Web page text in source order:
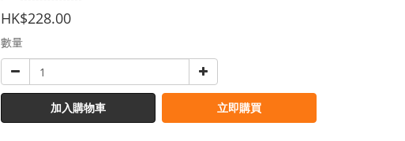
HK$228.00
數量
加入購物車 立即購買